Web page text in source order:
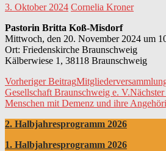
3. Oktober 2024 Cornelia Kroner
Pastorin Britta Koß-Misdorf
Mittwoch, den 20. November 2024 um
Ort: Friedenskirche Braunschweig
Kälberwiese 1, 38118 Braunschweig
Beitrags-
Navigation
Vorheriger Beitrag
Gesellschaft Braunschweig e. V.
Menschen mit Demenz und ihre
2. Halbjahresprogramm 2026
1. Halbjahresprogramm 2026